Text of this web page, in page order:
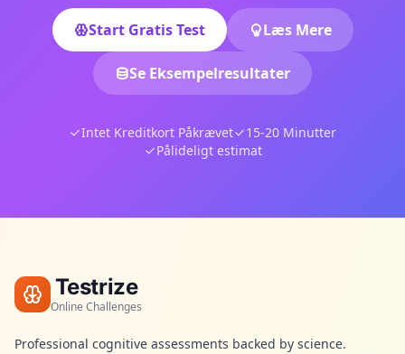
Start Gratis Test Læs Mere
Se Eksempelresultater
Intet Kreditkort Påkrævet
15-20 Minutter
Pålideligt estimat
Testrize
Online Challenges
Professional cognitive assessments backed by science.